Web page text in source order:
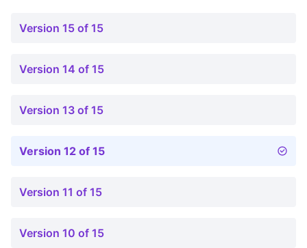
Version 15 of 15
Version 14 of 15
Version 13 of 15
Version 12 of 15
Version 11 of 15
Version 10 of 15